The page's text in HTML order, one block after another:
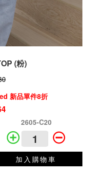
(粉)
新品單件8折
2605-C20
加入購物車